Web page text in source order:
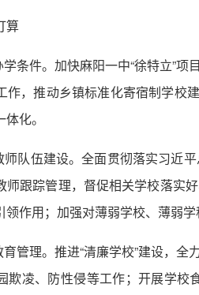
算
条件。加快麻阳一中“徐特立”
作，推动乡镇标准化寄宿制学校
化。
师队伍建设。全面贯彻落实习近
师跟踪管理，督促相关学校落实
领作用；加强对薄弱学校、薄弱
管理。推进“清廉学校”建设，
欺凌、防性侵等工作；开展学